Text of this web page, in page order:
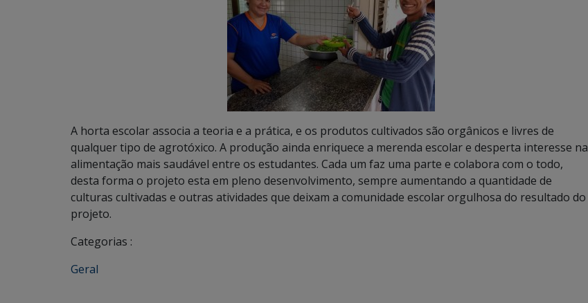
A horta escolar associa a teoria e a prática, e os produtos cultivados são orgânicos e livres de
qualquer tipo de agrotóxico. A produção ainda enriquece a merenda escolar e desperta interesse na
alimentação mais saudável entre os estudantes. Cada um faz uma parte e colabora com o todo,
desta forma o projeto esta em pleno desenvolvimento, sempre aumentando a quantidade de
culturas cultivadas e outras atividades que deixam a comunidade escolar orgulhosa do resultado do
projeto.
Categorias :
Geral